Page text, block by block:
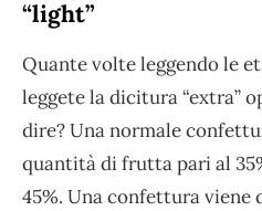
“light”
Quante volte leggendo le
leggete la dicitura “extra”
dire? Una normale
quantità di frutta pari al
45%. Una confettura viene